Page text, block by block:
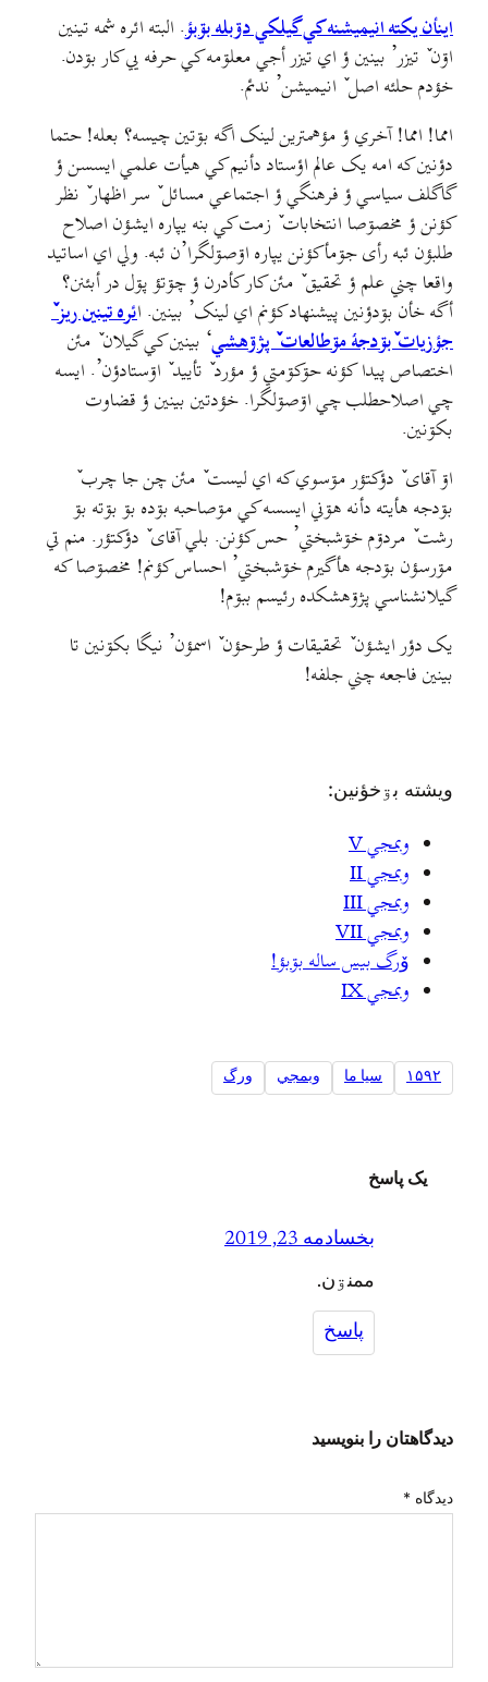
اینأن يکته انیمیشنه کي گیلکي دۊبله بۊبؤ. البته ائره شمه تینین
اۊن ٚ تیزر’ بينين ؤ اي تيزر أجي معلۊمه کي حرفه يي کار بۊدن.
خؤدم حلئه اصل ٚ انیمیشن’ ندئم.
امما! امما! آخري ؤ مؤهمترين لينک اگه بۊتين چيسه؟ بعله! حتما
دؤنين که امه يک عالم اؤستاد دأنيم کي هيأت علمي ايسسن ؤ
گاگلف سياسي ؤ فرهنگي ؤ اجتماعي مسائل ٚ سر اظهار ٚ نظر
کؤنن ؤ مخصۊصا انتخابات ٚ زمت کي بنه يپاره ايشؤن اصلاح
طلبؤن ئبه رأی جۊمأکؤنن يپاره اۊصۊلگرا’ن ئبه. ولي اي اساتيد
واقعا چني علم ؤ تحقيق ٚ مئن کار کأدرن ؤ چۊتؤ پۊل در أبئنن؟
أگه خأن بۊدؤنين پيشنهاد کؤنم اي لينک’ بينين. ائره تينين ريز ٚ
جؤزيات ٚبۊدجهٔ مۊطالعات ٚ پژۊهشي‘ بينين کي گيلان ٚ مئن
اختصاص پيدا کؤنه حۊکۊمتي ؤ مؤرد ٚ تأييد ٚ اۊستادؤن’. ايسه
چي اصلاحطلب چي اۊصۊلگرا. خؤدتين بينين ؤ قضاوت
بکۊنين.
اۊ آقای ٚ دؤکتؤر مۊسوي که اي ليست ٚ مئن چن جا چرب ٚ
بۊدجه هأيته دأنه هۊني ايسسه کي مۊصاحبه بۊده بۊ بۊته بۊ
رشت ٚ مردۊم خۊشبختي’ حس کؤنن. بلي آقای ٚ دؤکتؤر. منم تي
مۊرسؤن بۊدجه هأگيرم خۊشبختي’ احساس کؤنم! مخصۊصا که
گيلانشناسي پژۊهشکده رئيسم ببۊم!
يک دؤر ايشؤن ٚ تحقيقات ؤ طرحؤن ٚ اسمؤن’ نيگا بکۊنين تا
بينين فاجعه چني جلفه!
ويشته بۊخؤنين:
وبمجي V
وبمجي II
وبمجي III
وبمجي VII
وٚرگ بيس ساله بۊبؤ!
وبمجي IX
۱۵۹۲ سیا ما وبمجي ورگ
یک پاسخ
بخسادمه 23, 2019
ممنۊن.
پاسخ
دیدگاهتان را بنویسید
دیدگاه *